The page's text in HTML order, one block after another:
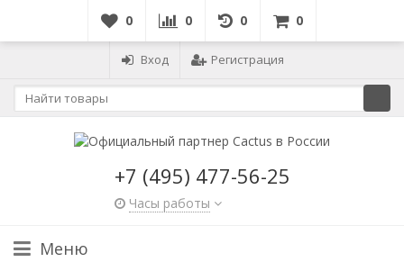
0 0 0 0
Вход Регистрация
+7 (495) 477-56-25
Часы работы
Меню